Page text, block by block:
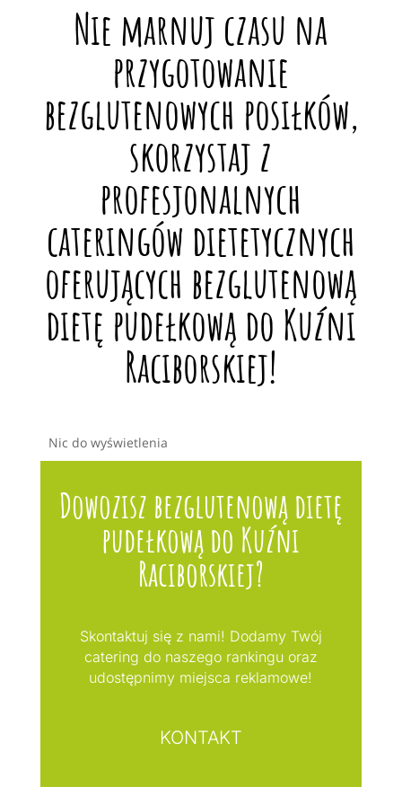
Nie marnuj czasu na
przygotowanie
bezglutenowych posiłków,
skorzystaj z
profesjonalnych
cateringów dietetycznych
oferujących bezglutenową
dietę pudełkową do Kuźni
Raciborskiej!
Nic do wyświetlenia
Dowozisz bezglutenową dietę
pudełkową do Kuźni
Raciborskiej?
Skontaktuj się z nami! Dodamy Twój
catering do naszego rankingu oraz
udostępnimy miejsca reklamowe!
KONTAKT